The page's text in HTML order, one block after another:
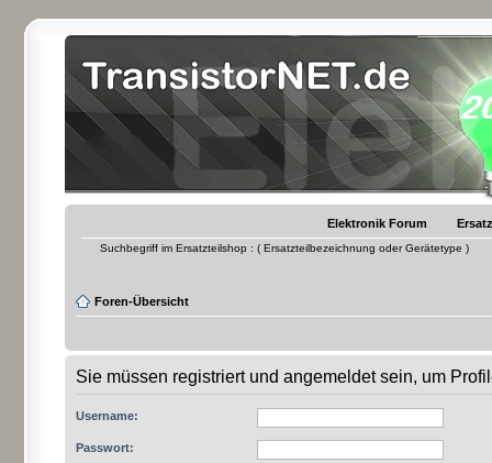
Elektronik Forum
Suchbegriff im Ersatzteilshop : ( Ersatzteilbezeichnung oder Gerätetype )
Foren-Übersicht
Sie müssen registriert und angemeldet sein, um
Username:
Passwort: